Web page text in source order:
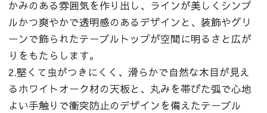
かみのある雰囲気を作り出し、ラインが美しくシンプ
ルかつ爽やかで透明感のあるデザインと、装飾やグリ
ーンで飾られたテーブルトップが空間に明るさと広が
りをもたらします。
2.堅くて虫がつきにくく、滑らかで自然な木目が見え
るホワイトオーク材の天板と、丸みを帯びた弧で心地
よい手触りで衝突防止のデザインを備えたテーブル